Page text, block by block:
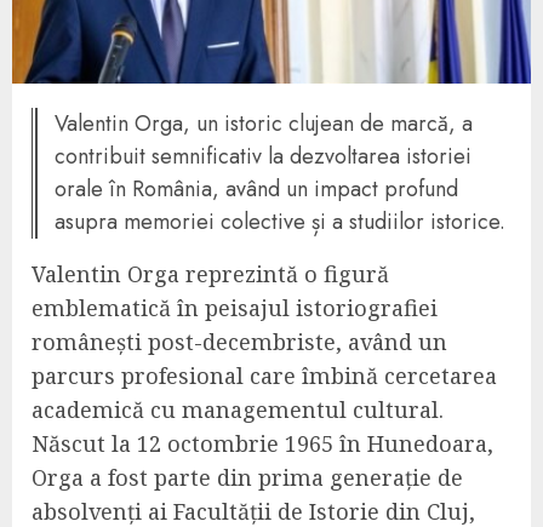
Valentin Orga, un istoric clujean de marcă, a
contribuit semnificativ la dezvoltarea istoriei
orale în România, având un impact profund
asupra memoriei colective și a studiilor istorice.
Valentin Orga reprezintă o figură
emblematică în peisajul istoriografiei
românești post-decembriste, având un
parcurs profesional care îmbină cercetarea
academică cu managementul cultural.
Născut la 12 octombrie 1965 în Hunedoara,
Orga a fost parte din prima generație de
absolvenți ai Facultății de Istorie din Cluj,